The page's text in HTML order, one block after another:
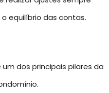
equilíbrio das contas.
um dos principais pilares da